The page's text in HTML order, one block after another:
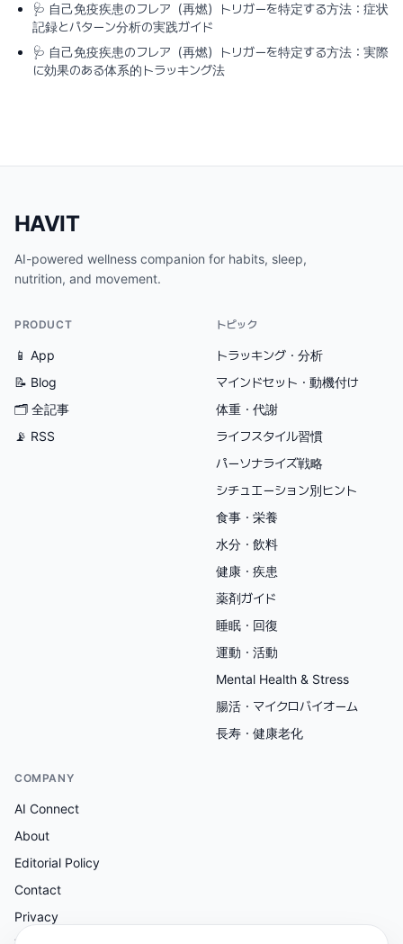
🩺 自己免疫疾患のフレア（再燃）トリガーを特定する方法：症状
記録とパターン分析の実践ガイド
🩺 自己免疫疾患のフレア（再燃）トリガーを特定する方法：実際
に効果のある体系的トラッキング法
HAVIT
AI-powered wellness companion for habits, sleep,
nutrition, and movement.
PRODUCT
📱 App
📝 Blog
🗂 全記事
📡 RSS
トピック
トラッキング・分析
マインドセット・動機付け
体重・代謝
ライフスタイル習慣
パーソナライズ戦略
シチュエーション別ヒント
食事・栄養
水分・飲料
健康・疾患
薬剤ガイド
睡眠・回復
運動・活動
Mental Health & Stress
腸活・マイクロバイオーム
長寿・健康老化
COMPANY
AI Connect
About
Editorial Policy
Contact
Privacy